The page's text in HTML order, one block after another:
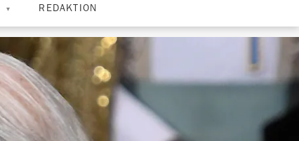
REDAKTION